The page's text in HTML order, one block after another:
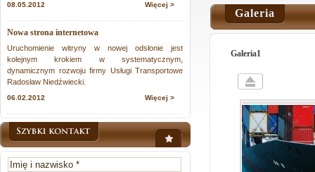
08.05.2012 Więcej >
Nowa strona internetowa
Uruchomienie witryny w nowej odsłonie jest
kolejnym krokiem w systematycznym,
dynamicznym rozwoju firmy Usługi Transportowe
Radosław Niedźwiecki.
06.02.2012 Więcej >
Galeria
Galeria1